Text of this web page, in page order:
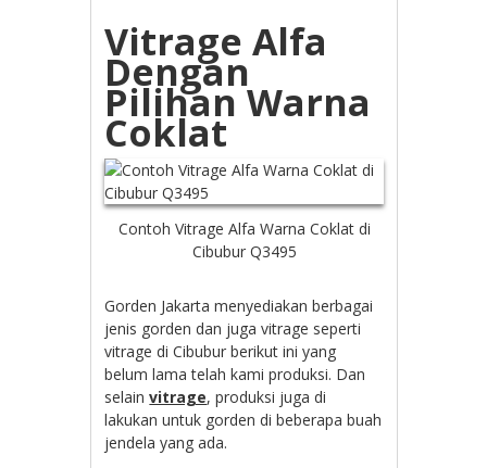
Vitrage Alfa
Dengan
Pilihan Warna
Coklat
Contoh Vitrage Alfa Warna Coklat di
Cibubur Q3495
Gorden Jakarta menyediakan berbagai
jenis gorden dan juga vitrage seperti
vitrage di Cibubur berikut ini yang
belum lama telah kami produksi. Dan
selainvitrage, produksi juga di
lakukan untuk gorden di beberapa buah
jendela yang ada.